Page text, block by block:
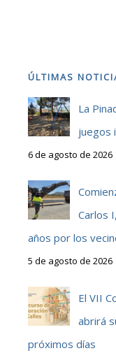
ÚLTIMAS
La
juegos
6 de agosto de 2026
Carlos
años por los
5 de agosto de 2026
El VII
abrirá
próximos días